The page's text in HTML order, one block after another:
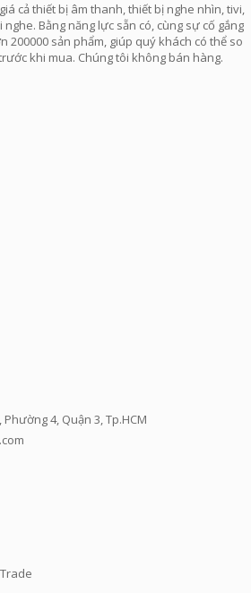
cả thiết bị âm thanh, thiết bị nghe nhìn, tivi,
Bằng năng lực sẵn có, cùng sự cố gắng
200000 sản phẩm, giúp quý khách có thể so
khi mua. Chúng tôi không bán hàng.
4, Quận 3, Tp.HCM